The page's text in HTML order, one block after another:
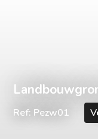
Ref: Pezw01